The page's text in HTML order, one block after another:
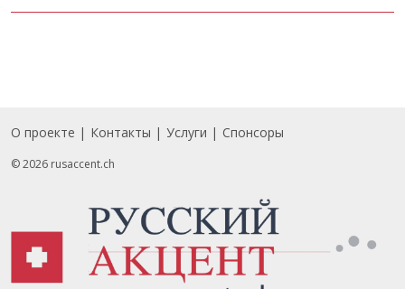
Footer
О проекте Контакты Услуги Спонсоры
© 2026 rusaccent.ch